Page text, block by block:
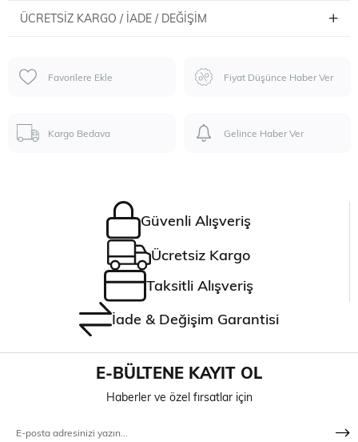
ÜCRETSIZ KARGO / İADE / DEĞIŞIM
Favorilere Ekle Fiyat Düşünce Haber Ver
Kargo Bedava Gelince Haber Ver
Güvenli Alışveriş
Ücretsiz Kargo
Taksitli Alışveriş
İade & Değişim Garantisi
E-BÜLTENE KAYIT OL
Haberler ve özel fırsatlar için